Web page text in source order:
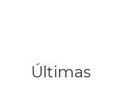
Últimas